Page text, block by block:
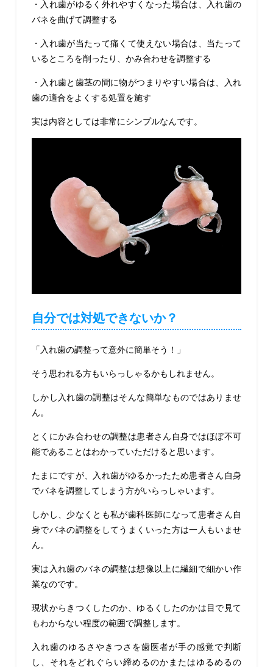
・入れ歯がゆるく外れやすくなった場合は、入れ歯の
バネを曲げて調整する
・入れ歯が当たって痛くて使えない場合は、当たって
いるところを削ったり、かみ合わせを調整する
・入れ歯と歯茎の間に物がつまりやすい場合は、入れ
歯の適合をよくする処置を施す
実は内容としては非常にシンプルなんです。
自分では対処できないか？
「入れ歯の調整って意外に簡単そう！」
そう思われる方もいらっしゃるかもしれません。
しかし入れ歯の調整はそんな簡単なものではありませ
ん。
とくにかみ合わせの調整は患者さん自身ではほぼ不可
能であることはわかっていただけると思います。
たまにですが、入れ歯がゆるかったため患者さん自身
でバネを調整してしまう方がいらっしゃいます。
しかし、少なくとも私が歯科医師になって患者さん自
身でバネの調整をしてうまくいった方は一人もいませ
ん。
実は入れ歯のバネの調整は想像以上に繊細で細かい作
業なのです。
現状からきつくしたのか、ゆるくしたのかは目で見て
もわからない程度の範囲で調整します。
入れ歯のゆるさやきつさを歯医者が手の感覚で判断
し、それをどれぐらい締めるのかまたはゆるめるの